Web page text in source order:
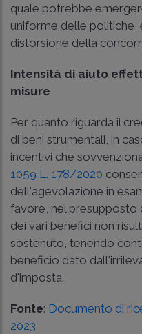
quale potrebbe
uniforme delle politiche,
distorsione della
Intensità di aiuto
misure
Per quanto riguarda il
di beni strumentali, in
incentivi che
1059 L. 178/2020
dell'agevolazione in
favore, nel presupposto
dei vari benefici non
sostenuto, tenendo
beneficio dato
d'imposta.
Fonte: Documento di
2023